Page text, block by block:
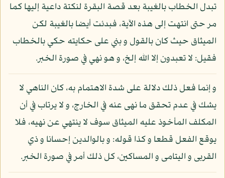
تبدل الخطاب بالغيبة بعد قصة البقرة لنكتة داعية إليها كما
مر حتى انتهت إلى هذه الآية، فبدئت أيضا بالغيبة لكن
الميثاق حيث كان بالقول و بني على حكايته حكي بالخطاب
فقيل: لا تعبدون إلا الله إلخ، و هو نهي في صورة الخبر.
و إنما فعل ذلك دلالة على شدة الاهتمام به، كان الناهي لا
يشك في عدم تحقق ما نهى عنه في الخارج، و لا يرتاب في أن
المكلف المأخوذ عليه الميثاق سوف لا ينتهي عن نهيه، فلا
يوقع الفعل قطعا و كذا قوله: و بالوالدين إحسانا و ذي
القربى و اليتامى و المساكين، كل ذلك أمر في صورة الخبر.